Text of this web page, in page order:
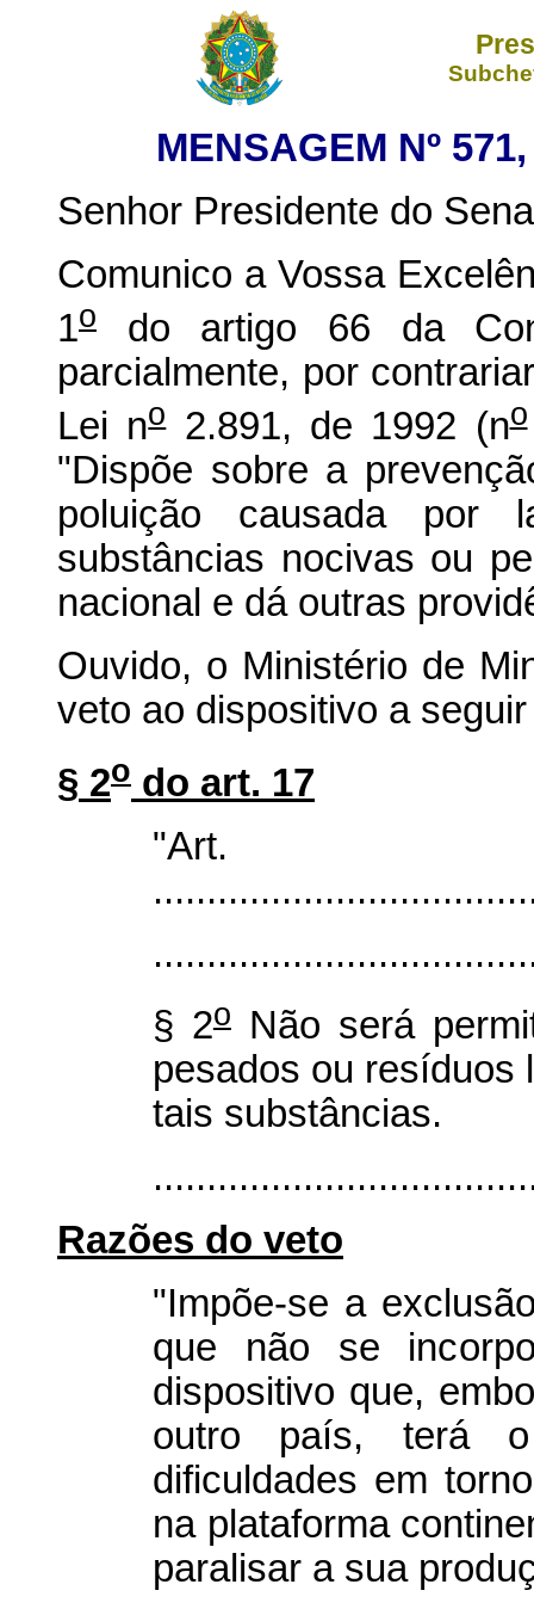
MENSAGEM Nº
Senhor Presidente do
Comunico a Vossa
1o
do artigo 66 da
parcialmente, por
Lei no2.891, de 1992 (no
"Dispõe sobre a
poluição causada por
substâncias nocivas ou
nacional e dá outras
Ouvido, o Ministério de
veto ao dispositivo a
§ 2o do art. 17
§ 2oNão será
pesados ou resíduos
tais substâncias.
Razões do veto
"Impõe-se a
que não se
dispositivo que,
outro país, terá
dificuldades em
na plataforma
paralisar a sua